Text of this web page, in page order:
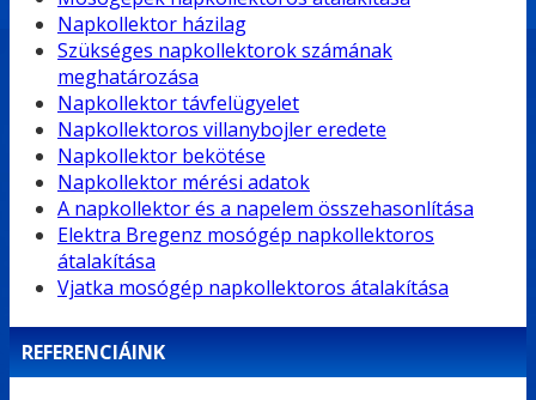
Napkollektor házilag
Szükséges napkollektorok számának
meghatározása
Napkollektor távfelügyelet
Napkollektoros villanybojler eredete
Napkollektor bekötése
Napkollektor mérési adatok
A napkollektor és a napelem összehasonlítása
Elektra Bregenz mosógép napkollektoros
átalakítása
Vjatka mosógép napkollektoros átalakítása
REFERENCIÁINK